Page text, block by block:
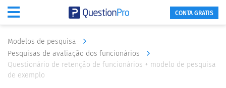
CONTA GRATIS
Modelos de pesquisa
Pesquisas de avaliação dos funcionários
Questionário de retenção de funcionários + modelo de pesquisa
de exemplo